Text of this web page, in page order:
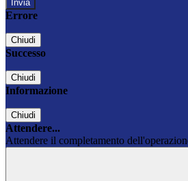
Errore
Chiudi
Successo
Chiudi
Informazione
Chiudi
Attendere...
Attendere il completamento